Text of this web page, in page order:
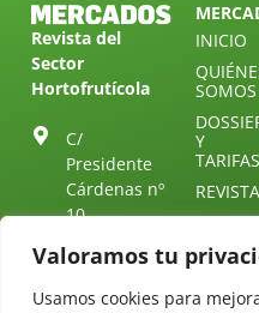
Valoramos tu
Usamos cookies para
Revista del
Sector
Hortofrutícola
C/
Presidente
Cárdenas nº
10.
Sevilla.
ESPAÑA
INICIO
SOMOS
Y
TARIFAS